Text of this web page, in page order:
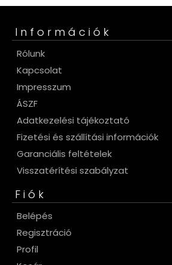
Információk
Rólunk
Kapcsolat
Impresszum
ÁSZF
Adatkezelési tájékoztató
Fizetési és szállítási információk
Garanciális feltételek
Visszatérítési szabályzat
Fiók
Belépés
Regisztráció
Profil